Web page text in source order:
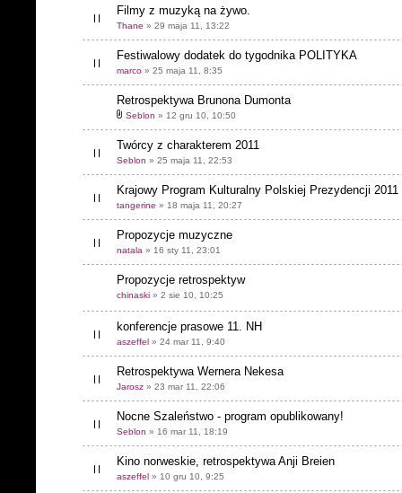
Filmy z muzyką na żywo.
Thane » 29 maja 11, 13:22
Festiwalowy dodatek do tygodnika POLITYKA
marco » 25 maja 11, 8:35
Retrospektywa Brunona Dumonta
Seblon » 12 gru 10, 10:50
Twórcy z charakterem 2011
Seblon » 25 maja 11, 22:53
Krajowy Program Kulturalny Polskiej Prezydencji 2011
tangerine » 18 maja 11, 20:27
Propozycje muzyczne
natala » 16 sty 11, 23:01
Propozycje retrospektyw
chinaski » 2 sie 10, 10:25
konferencje prasowe 11. NH
aszeffel » 24 mar 11, 9:40
Retrospektywa Wernera Nekesa
Jarosz » 23 mar 11, 22:06
Nocne Szaleństwo - program opublikowany!
Seblon » 16 mar 11, 18:19
Kino norweskie, retrospektywa Anji Breien
aszeffel » 10 gru 10, 9:25